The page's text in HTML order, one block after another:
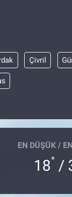
Çivril
EN DÜŞÜK /
18° /